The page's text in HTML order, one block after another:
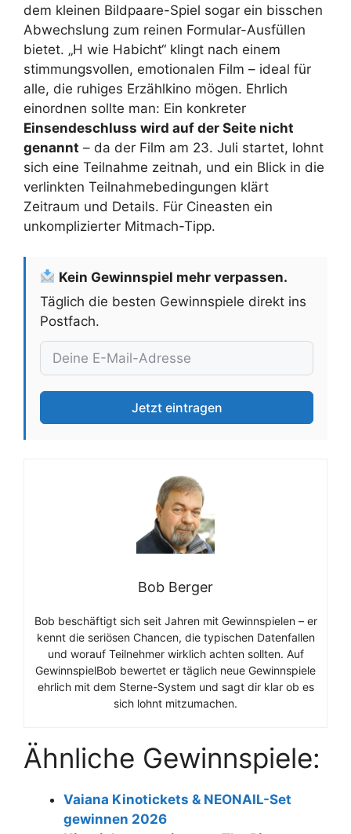
dem kleinen Bildpaare-Spiel sogar ein bisschen
Abwechslung zum reinen Formular-Ausfüllen
bietet. „H wie Habicht“ klingt nach einem
stimmungsvollen, emotionalen Film – ideal für
alle, die ruhiges Erzählkino mögen. Ehrlich
einordnen sollte man: Ein konkreter
Einsendeschluss wird auf der Seite nicht
genannt – da der Film am 23. Juli startet, lohnt
sich eine Teilnahme zeitnah, und ein Blick in die
verlinkten Teilnahmebedingungen klärt
Zeitraum und Details. Für Cineasten ein
unkomplizierter Mitmach-Tipp.
Kein Gewinnspiel mehr verpassen.
Täglich die besten Gewinnspiele direkt ins
Postfach.
Jetzt eintragen
Bob Berger
Bob beschäftigt sich seit Jahren mit Gewinnspielen – er
kennt die seriösen Chancen, die typischen Datenfallen
und worauf Teilnehmer wirklich achten sollten. Auf
GewinnspielBob bewertet er täglich neue Gewinnspiele
ehrlich mit dem Sterne-System und sagt dir klar ob es
sich lohnt mitzumachen.
Ähnliche Gewinnspiele:
Vaiana Kinotickets & NEONAIL-Set
gewinnen 2026